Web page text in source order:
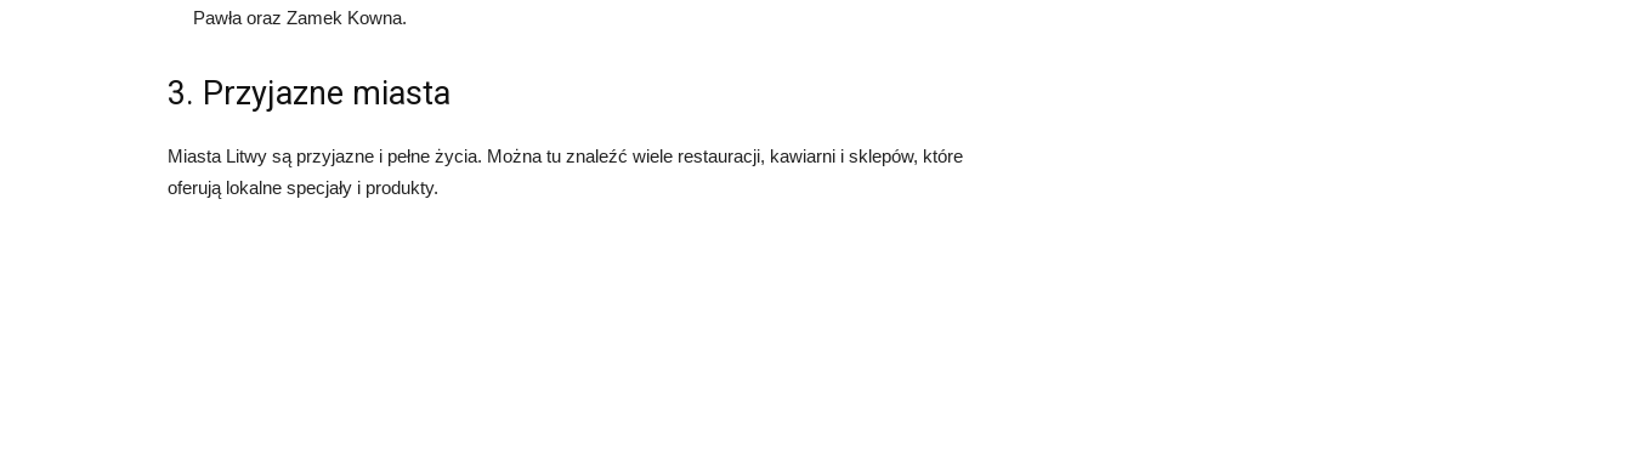
Pawła oraz Zamek Kowna.
3. Przyjazne miasta
Miasta Litwy są przyjazne i pełne życia. Można tu znaleźć wiele restauracji, kawiarni i sklepów, które
oferują lokalne specjały i produkty.